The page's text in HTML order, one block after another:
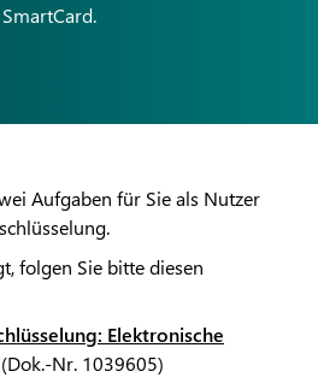
Aufgaben für Sie als Nutzer
folgen Sie bitte diesen
Elektronische
(Dok.-Nr. 1039605)